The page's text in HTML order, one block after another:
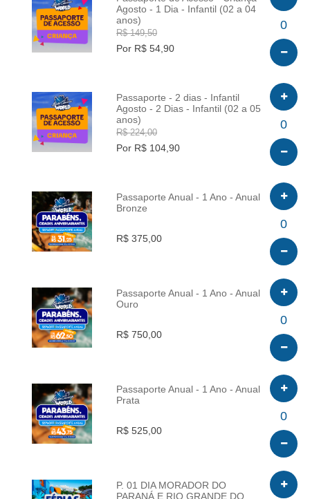
INFO
Agosto - 1 Dia - Infantil (02 a 04
anos)
R$ 149,50
Por R$ 54,90
0
INFO
Passaporte - 2 dias - Infantil
Agosto - 2 Dias - Infantil (02 a 05
anos)
R$ 224,00
Por R$ 104,90
0
INFO
Passaporte Anual - 1 Ano - Anual
Bronze
R$ 375,00
0
INFO
Passaporte Anual - 1 Ano - Anual
Ouro
R$ 750,00
0
INFO
Passaporte Anual - 1 Ano - Anual
Prata
R$ 525,00
0
P. 01 DIA MORADOR DO
PARANÁ E RIO GRANDE DO